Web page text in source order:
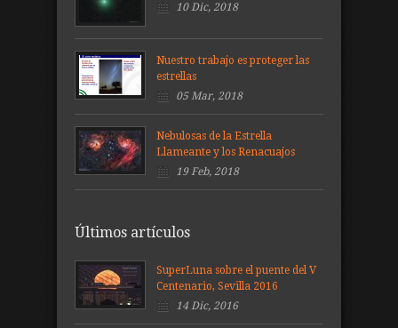
10 Dic, 2018
Nuestro trabajo es proteger las
estrellas
05 Mar, 2018
Nebulosas de la Estrella
Llameante y los Renacuajos
19 Feb, 2018
Últimos artículos
SuperLuna sobre el puente del V
Centenario, Sevilla 2016
14 Dic, 2016